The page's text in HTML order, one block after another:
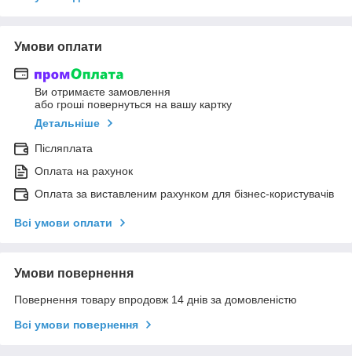
Умови оплати
Ви отримаєте замовлення
або гроші повернуться на вашу картку
Детальніше
Післяплата
Оплата на рахунок
Оплата за виставленим рахунком для бізнес-користувачів
Всі умови оплати
Умови повернення
Повернення товару впродовж 14 днів за домовленістю
Всі умови повернення